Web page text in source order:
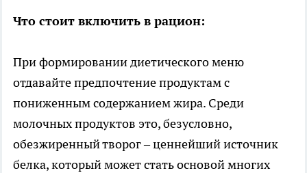
Что стоит включить в рацион:
При формировании диетического меню
отдавайте предпочтение продуктам с
пониженным содержанием жира. Среди
молочных продуктов это, безусловно,
обезжиренный творог – ценнейший источник
белка, который может стать основой многих